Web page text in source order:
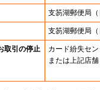
支笏湖郵便局
支笏湖郵便局
取引の停止
カード紛失セ
または上記店舗